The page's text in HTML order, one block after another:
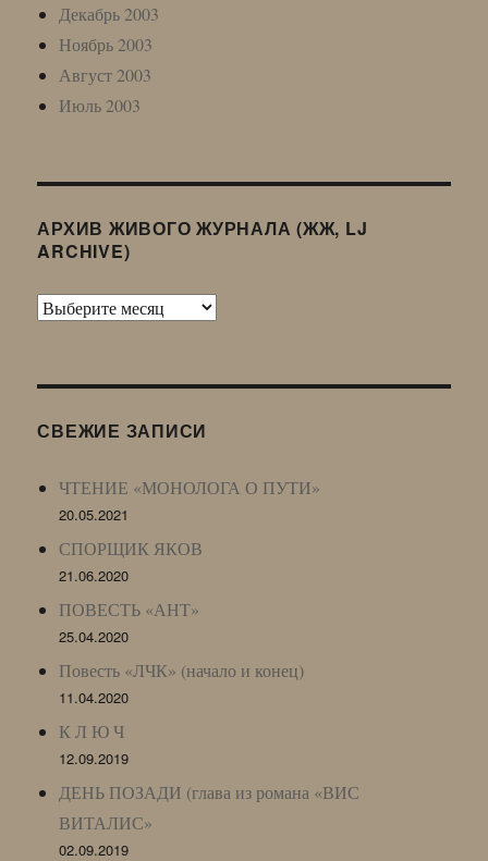
Декабрь 2003
Ноябрь 2003
Август 2003
Июль 2003
АРХИВ ЖИВОГО ЖУРНАЛА (ЖЖ, LJ
ARCHIVE)
Архив
LJ
СВЕЖИЕ ЗАПИСИ
ЧТЕНИЕ «МОНОЛОГА О ПУТИ»
20.05.2021
СПОРЩИК ЯКОВ
21.06.2020
ПОВЕСТЬ «АНТ»
25.04.2020
Повесть «ЛЧК» (начало и конец)
11.04.2020
К Л Ю Ч
12.09.2019
ДЕНЬ ПОЗАДИ (глава из романа «ВИС
ВИТАЛИС»
02.09.2019